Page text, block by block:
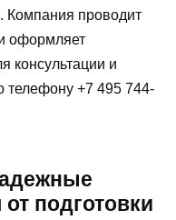
Компания проводит
оформляет
консультации и
телефону +7 495 744-
подготовки